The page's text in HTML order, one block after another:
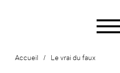
Accueil Le vrai du faux